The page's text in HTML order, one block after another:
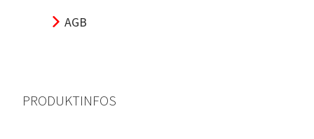
AGB
PRODUKTINFOS